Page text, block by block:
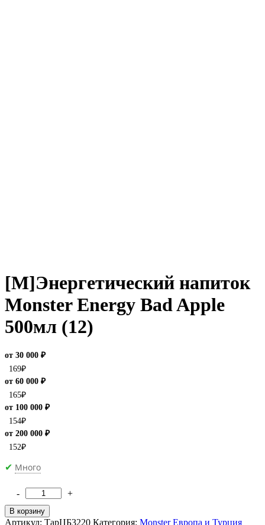
[M]Энергетический напиток
Monster Energy Bad Apple
500мл (12)
от 30 000 ₽
169₽
от 60 000 ₽
165₽
от 100 000 ₽
154₽
от 200 000 ₽
152₽
✔ Много
Количество
товара
[M]Энергетический
- +
В корзину
Артикул: ТарЦБ3220 Категория: Monster Европа и Турция